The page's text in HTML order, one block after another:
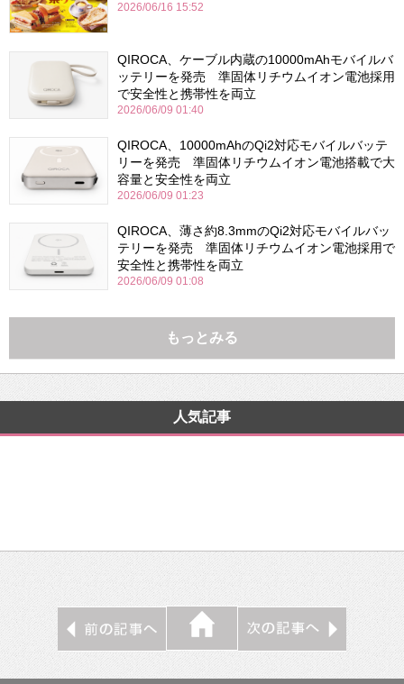
2026/06/16 15:52
QIROCA、ケーブル内蔵の10000mAhモバイルバ
ッテリーを発売 準固体リチウムイオン電池採用
で安全性と携帯性を両立
2026/06/09 01:40
QIROCA、10000mAhのQi2対応モバイルバッテ
リーを発売 準固体リチウムイオン電池搭載で大
容量と安全性を両立
2026/06/09 01:23
QIROCA、薄さ約8.3mmのQi2対応モバイルバッ
テリーを発売 準固体リチウムイオン電池採用で
安全性と携帯性を両立
2026/06/09 01:08
もっとみる
人気記事